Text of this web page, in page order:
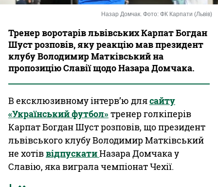
Назар Домчак. Фото: ФК Карпати (Львів)
Тренер воротарів львівських Карпат Богдан
Шуст розповів, яку реакцію мав президент
клубу Володимир Матківський на
пропозицію Славії щодо Назара Домчака.
В ексклюзивному інтерв’ю длясайту
«Український футбол»тренер голкіперів
Карпат Богдан Шуст розповів, що президент
львівського клубу Володимир Матківський
не хотіввідпускатиНазара Домчака у
Славію, яка виграла чемпіонат Чехії.